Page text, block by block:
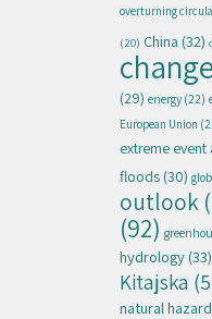
overturning
(20) China (32)
(29) energy (22)
European Union
extreme
floods (30)
outlook
(92)
hydrology(33)
Kitajska
natural